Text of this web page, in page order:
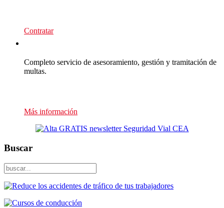
Contratar
Completo servicio de asesoramiento, gestión y tramitación de
multas.
Más información
Buscar